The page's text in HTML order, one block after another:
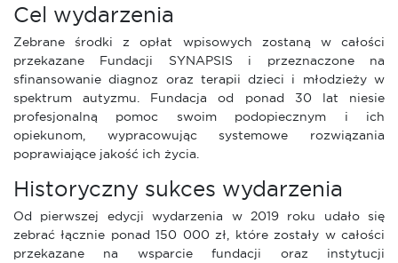
Cel wydarzenia
Zebrane środki z opłat wpisowych zostaną w całości
przekazane Fundacji SYNAPSIS i przeznaczone na
sfinansowanie diagnoz oraz terapii dzieci i młodzieży w
spektrum autyzmu. Fundacja od ponad 30 lat niesie
profesjonalną pomoc swoim podopiecznym i ich
opiekunom, wypracowując systemowe rozwiązania
poprawiające jakość ich życia.
Historyczny sukces wydarzenia
Od pierwszej edycji wydarzenia w 2019 roku udało się
zebrać łącznie ponad 150 000 zł, które zostały w całości
przekazane na wsparcie fundacji oraz instytucji